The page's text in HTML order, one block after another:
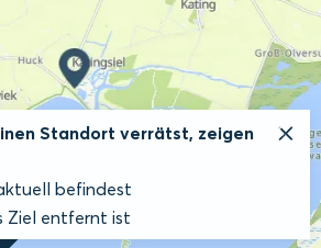
Standort verrätst, zeigen
befindest
Ziel entfernt ist